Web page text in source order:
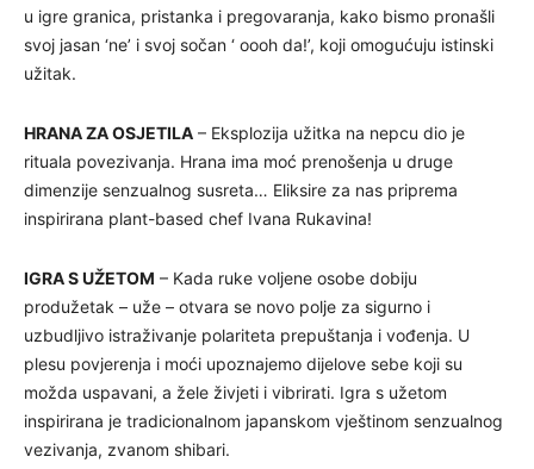
u igre granica, pristanka i pregovaranja, kako bismo pronašli
svoj jasan ‘ne’ i svoj sočan ‘ oooh da!’, koji omogućuju istinski
užitak.
HRANA ZA OSJETILA – Eksplozija užitka na nepcu dio je
rituala povezivanja. Hrana ima moć prenošenja u druge
dimenzije senzualnog susreta… Eliksire za nas priprema
inspirirana plant-based chef Ivana Rukavina!
IGRA S UŽETOM – Kada ruke voljene osobe dobiju
produžetak – uže – otvara se novo polje za sigurno i
uzbudljivo istraživanje polariteta prepuštanja i vođenja. U
plesu povjerenja i moći upoznajemo dijelove sebe koji su
možda uspavani, a žele živjeti i vibrirati. Igra s užetom
inspirirana je tradicionalnom japanskom vještinom senzualnog
vezivanja, zvanom shibari.